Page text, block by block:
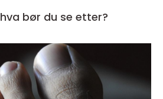
Tannlege i asker hva bør du se etter?